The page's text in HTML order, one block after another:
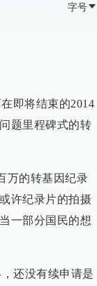
字号
即将结束的2014
题里程碑式的转
的转基因纪录
许纪录片的拍摄
一部分国民的想
还没有续申请是